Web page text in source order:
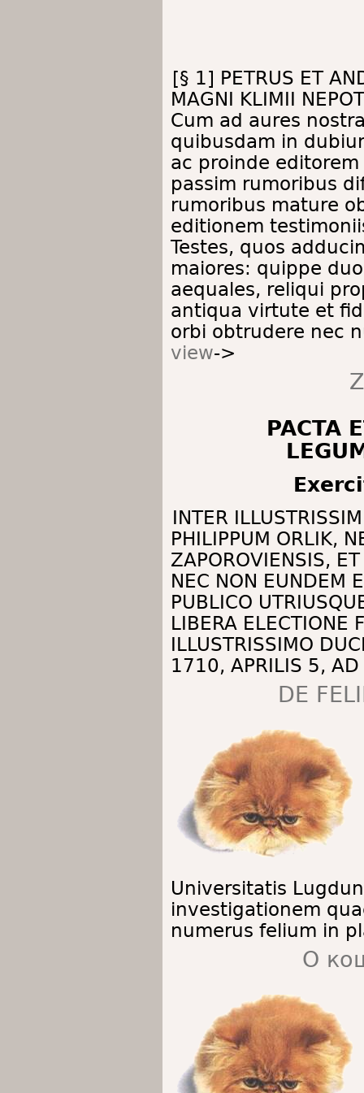
[§ 1] PETRUS ET
MAGNI KLIMII
Cum ad aures
quibusdam in
ac proinde
passim rumoribus
rumoribus mature
editionem
Testes, quos
maiores: quippe
aequales, reliqui
antiqua virtute et
orbi obtrudere nec
view->
PACTA
INTER
PHILIPPUM ORLIK,
ZAPOROVIENSIS,
NEC NON EUNDEM
PUBLICO
LIBERA ELECTIONE
ILLUSTRISSIMO
1710, APRILIS 5, AD
DE
Universitatis
investigationem
numerus felium in
О